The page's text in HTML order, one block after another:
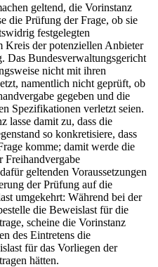
geltend, die Vorinstanz
die Prüfung der Frage, ob sie
festgelegten
Kreis der potenziellen Anbieter
Das Bundesverwaltungsgericht
nicht mit ihren
namentlich nicht geprüft, ob
gegeben und die
Spezifikationen verletzt seien.
lasse damit zu, dass die
so konkretisiere, dass
komme; damit werde die
Freihandvergabe
geltenden Voraussetzungen
der Prüfung auf die
umgekehrt: Während bei der
die Beweislast für die
scheine die Vorinstanz
des Eintretens die
für das Vorliegen der
hätten.